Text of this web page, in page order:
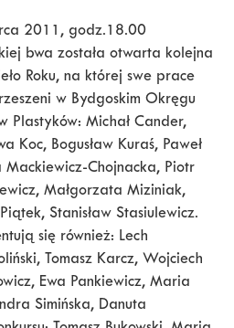
2011, godz.18.00
bwa została otwarta kolejna
Roku, na której swe prace
w Bydgoskim Okręgu
Plastyków: Michał Cander,
Koc, Bogusław Kuraś, Paweł
Mackiewicz-Chojnacka, Piotr
Małgorzata Miziniak,
Stanisław Stasiulewicz.
się również: Lech
Tomasz Karcz, Wojciech
Ewa Pankiewicz, Maria
Simińska, Danuta